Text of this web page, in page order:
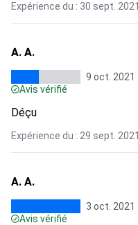
Expérience du : 30 sept. 2021
A. A.
9 oct. 2021
Avis vérifié
Déçu
Expérience du : 29 sept. 2021
A. A.
3 oct. 2021
Avis vérifié